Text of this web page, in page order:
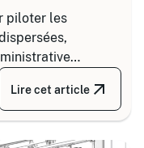
piloter les
un suivi
comme
formation (TMS).
Lire cet article